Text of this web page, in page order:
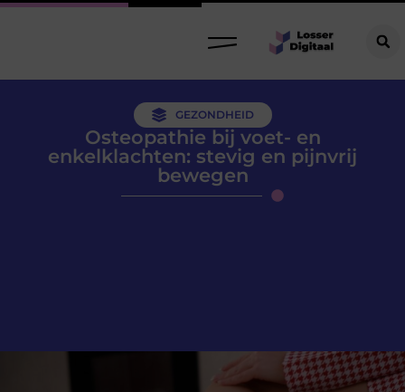
GEZONDHEID
Osteopathie bij voet- en
enkelklachten: stevig en pijnvrij
bewegen